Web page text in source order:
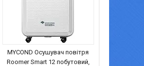
MYCOND Осушувач повітря
Roomer Smart 12 побутовий,